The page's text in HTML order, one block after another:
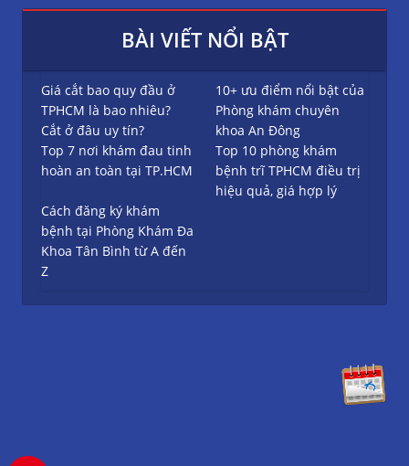
BÀI VIẾT NỔI BẬT
Giá cắt bao quy đầu ở
TPHCM là bao nhiêu?
Cắt ở đâu uy tín?
10+ ưu điểm nổi bật của
Phòng khám chuyên
khoa An Đông
Top 7 nơi khám đau tinh
hoàn an toàn tại TP.HCM
Top 10 phòng khám
bệnh trĩ TPHCM điều trị
hiệu quả, giá hợp lý
Cách đăng ký khám
bệnh tại Phòng Khám Đa
Khoa Tân Bình từ A đến
Z